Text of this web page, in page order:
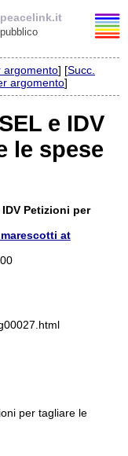
argomento] [Succ.
argomento]
e IDV
le spese
Petizioni per
at
per tagliare le